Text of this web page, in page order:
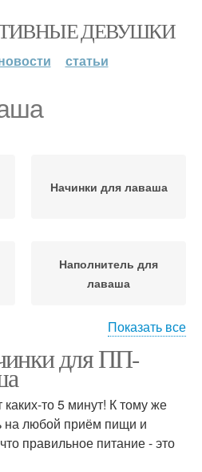
ДЕВУШКИ
статьи
Начинки для лаваша
Наполнитель для
лаваша
Лаваш в духовке
Рулеты из лаваша
Показать все
для ПП-
то 5 минут! К тому же
на любой приём пищи и
правильное питание - это